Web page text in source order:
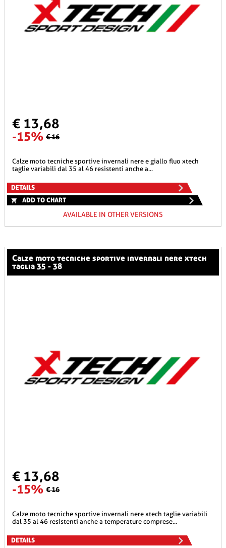
€ 13,68
-15% € 16
calze moto tecniche sportive invernali nere e giallo fluo xtech
taglie variabili dal 35 al 46 resistenti anche a...
DETAILS
ADD TO CHART
AVAILABLE IN OTHER VERSIONS
calze moto tecniche sportive invernali nere xtech
taglia 35 - 38
€ 13,68
-15% € 16
calze moto tecniche sportive invernali nere xtech taglie variabili
dal 35 al 46 resistenti anche a temperature comprese...
DETAILS